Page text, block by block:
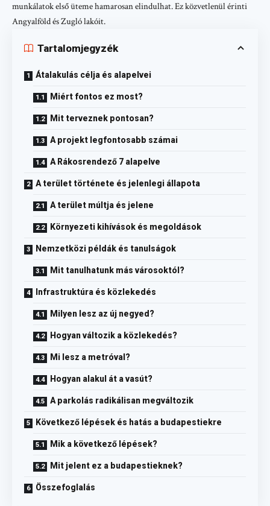
munkálatok első üteme hamarosan elindulhat. Ez közvetlenül érinti
Angyalföld és Zugló lakóit.
Tartalomjegyzék
Átalakulás célja és alapelvei
Miért fontos ez most?
Mit terveznek pontosan?
A projekt legfontosabb számai
A Rákosrendező 7 alapelve
A terület története és jelenlegi állapota
A terület múltja és jelene
Környezeti kihívások és megoldások
Nemzetközi példák és tanulságok
Mit tanulhatunk más városoktól?
Infrastruktúra és közlekedés
Milyen lesz az új negyed?
Hogyan változik a közlekedés?
Mi lesz a metróval?
Hogyan alakul át a vasút?
A parkolás radikálisan megváltozik
Következő lépések és hatás a budapestiekre
Mik a következő lépések?
Mit jelent ez a budapestieknek?
Összefoglalás